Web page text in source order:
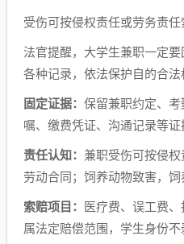
受伤可按侵权责任或劳务责任
法官提醒，大学生兼职一定
各种记录，依法保护自的合法
固定证据： 保留兼职约定、
嘱、缴费凭证、沟通记录等证
责任认知： 兼职受伤可按侵
劳动合同；饲养动物致害，饲
索赔项目：
医疗费、误工费
属法定赔偿范围，学生身份不